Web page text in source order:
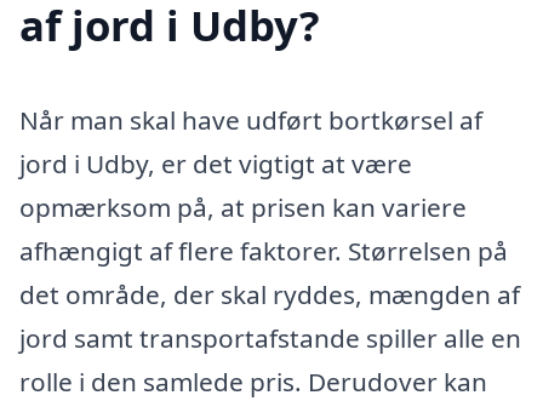
af jord i Udby?
Når man skal have udført bortkørsel af
jord i Udby, er det vigtigt at være
opmærksom på, at prisen kan variere
afhængigt af flere faktorer. Størrelsen på
det område, der skal ryddes, mængden af
jord samt transportafstande spiller alle en
rolle i den samlede pris. Derudover kan